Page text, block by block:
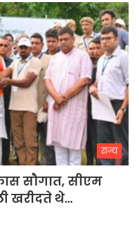
राज्य
सौगात, सीएम
खरीदते थे…